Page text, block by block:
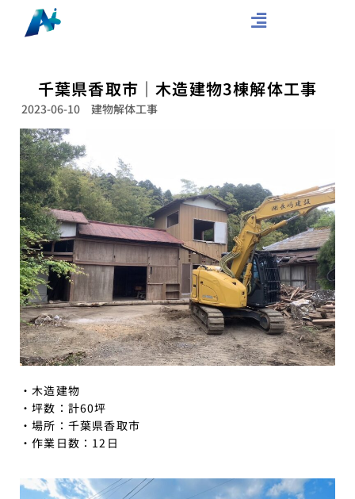
千葉県香取市｜木造建物3棟解体工事
2023-06-10 建物解体工事
・木造建物
・坪数：計60坪
・場所：千葉県香取市
・作業日数：12日